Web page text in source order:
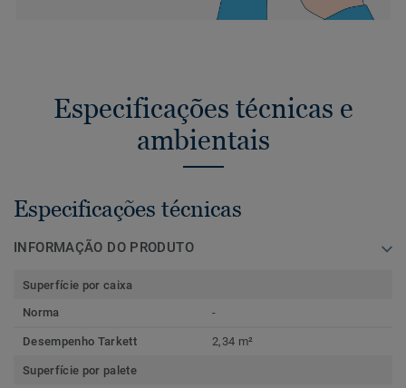
Especificações técnicas e
ambientais
Especificações técnicas
INFORMAÇÃO DO PRODUTO
Superfície por caixa
Norma
-
Desempenho Tarkett 2,34 m²
Superfície por palete